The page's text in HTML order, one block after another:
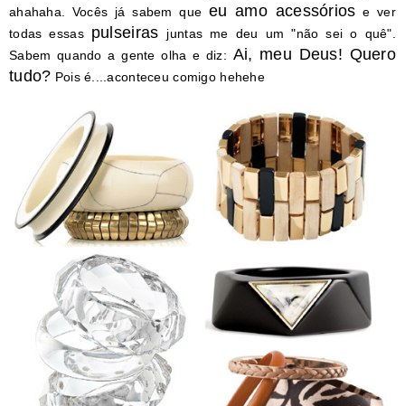
ahahaha. Vocês já sabem que eu amo acessórios e ver
todas essas pulseiras
juntas me deu um "não sei o quê".
Sabem quando a gente olha e diz: Ai, meu Deus! Quero
tudo? Pois é....aconteceu comigo hehehe